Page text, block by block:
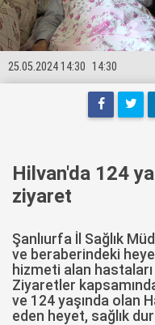
14:30
25.05.2024 14:30
Hilvan'da 124
ziyaret
Şanlıurfa İl Sağlık
ve beraberindeki
hizmeti alan
Ziyaretler
ve 124 yaşında olan
eden heyet, sağlık